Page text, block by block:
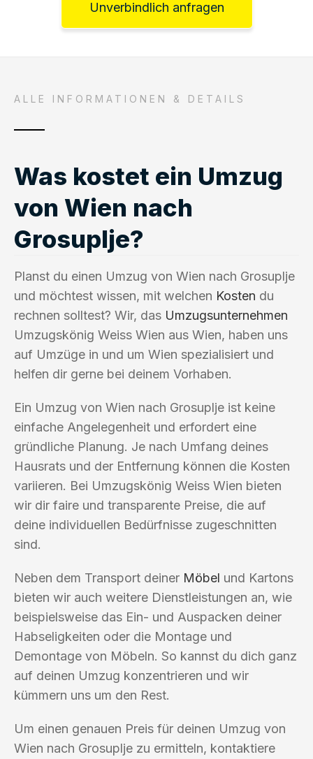
Unverbindlich anfragen
ALLE INFORMATIONEN & DETAILS
Was kostet ein Umzug
von Wien nach
Grosuplje?
Planst du einen Umzug von Wien nach Grosuplje
und möchtest wissen, mit welchen Kosten du
rechnen solltest? Wir, das Umzugsunternehmen
Umzugskönig Weiss Wien aus Wien, haben uns
auf Umzüge in und um Wien spezialisiert und
helfen dir gerne bei deinem Vorhaben.
Ein Umzug von Wien nach Grosuplje ist keine
einfache Angelegenheit und erfordert eine
gründliche Planung. Je nach Umfang deines
Hausrats und der Entfernung können die Kosten
variieren. Bei Umzugskönig Weiss Wien bieten
wir dir faire und transparente Preise, die auf
deine individuellen Bedürfnisse zugeschnitten
sind.
Neben dem Transport deiner Möbel und Kartons
bieten wir auch weitere Dienstleistungen an, wie
beispielsweise das Ein- und Auspacken deiner
Habseligkeiten oder die Montage und
Demontage von Möbeln. So kannst du dich ganz
auf deinen Umzug konzentrieren und wir
kümmern uns um den Rest.
Um einen genauen Preis für deinen Umzug von
Wien nach Grosuplje zu ermitteln, kontaktiere